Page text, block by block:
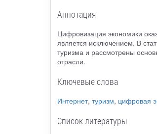
Аннотация
Цифровизация экономики
является исключением. В
туризма и рассмотрены
отрасли.
Ключевые слова
Интернет, туризм, цифровая
Список литературы